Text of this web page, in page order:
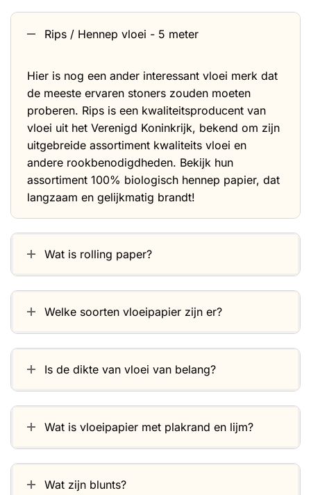
Rips / Hennep vloei - 5 meter
Hier is nog een ander interessant vloei merk dat
de meeste ervaren stoners zouden moeten
proberen. Rips is een kwaliteitsproducent van
vloei uit het Verenigd Koninkrijk, bekend om zijn
uitgebreide assortiment kwaliteits vloei en
andere rookbenodigdheden. Bekijk hun
assortiment 100% biologisch hennep papier, dat
langzaam en gelijkmatig brandt!
Wat is rolling paper?
Welke soorten vloeipapier zijn er?
Is de dikte van vloei van belang?
Wat is vloeipapier met plakrand en lijm?
Wat zijn blunts?